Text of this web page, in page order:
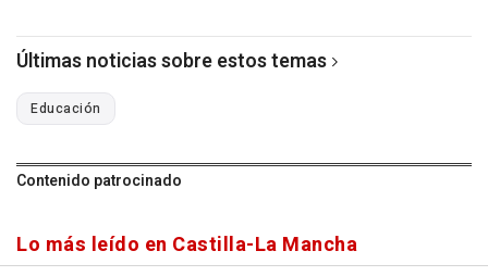
Últimas noticias sobre estos temas
Educación
Contenido patrocinado
Lo más leído en Castilla-La Mancha